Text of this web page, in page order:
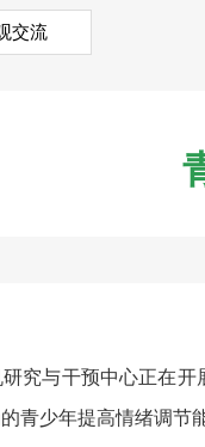
交流
究与干预中心正在
青少年提高情绪调